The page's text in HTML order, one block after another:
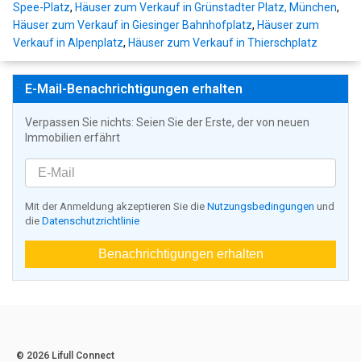
Spee-Platz, Häuser zum Verkauf in Grünstadter Platz, München,
Häuser zum Verkauf in Giesinger Bahnhofplatz, Häuser zum
Verkauf in Alpenplatz, Häuser zum Verkauf in Thierschplatz
E-Mail-Benachrichtigungen erhalten
Verpassen Sie nichts: Seien Sie der Erste, der von neuen
Immobilien erfährt
Mit der Anmeldung akzeptieren Sie die Nutzungsbedingungen und
die Datenschutzrichtlinie
Benachrichtigungen erhalten
© 2026 Lifull Connect